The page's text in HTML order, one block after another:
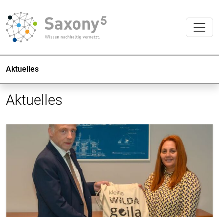
Aktuelles
Aktuelles